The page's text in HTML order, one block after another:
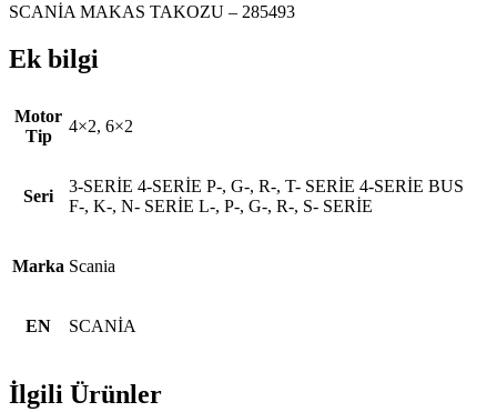
SCANİA MAKAS TAKOZU – 285493
Ek bilgi
Motor
Tip
4×2, 6×2
Seri
3-SERİE 4-SERİE P-, G-, R-, T- SERİE 4-SERİE BUS
F-, K-, N- SERİE L-, P-, G-, R-, S- SERİE
Marka Scania
EN SCANİA
İlgili Ürünler